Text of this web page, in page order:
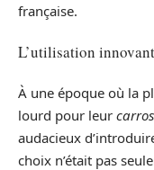
française.
L’utilisation
À une époque où la
lourd pour leur
audacieux
choix n’était pas